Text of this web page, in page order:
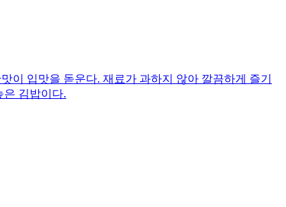
이 입맛을 돋운다. 재료가 과하지 않아 깔끔하게 즐기
은 김밥이다.